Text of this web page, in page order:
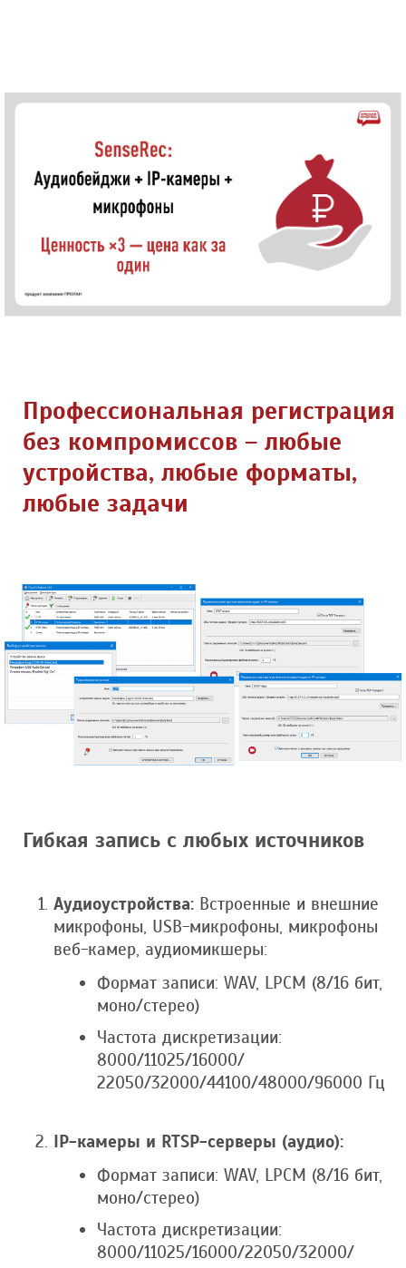
Профессиональная регистрация
без компромиссов – любые
устройства, любые форматы,
любые задачи
Гибкая запись с любых источников
Аудиоустройства: Встроенные и внешние
микрофоны, USB-микрофоны, микрофоны
веб-камер, аудиомикшеры:
Формат записи: WAV, LPCM (8/16 бит,
моно/стерео)
Частота дискретизации:
8000/11025/16000/
22050/32000/44100/48000/96000 Гц
IP-камеры и RTSP-серверы (аудио):
Формат записи: WAV, LPCM (8/16 бит,
моно/стерео)
Частота дискретизации:
8000/11025/16000/22050/32000/